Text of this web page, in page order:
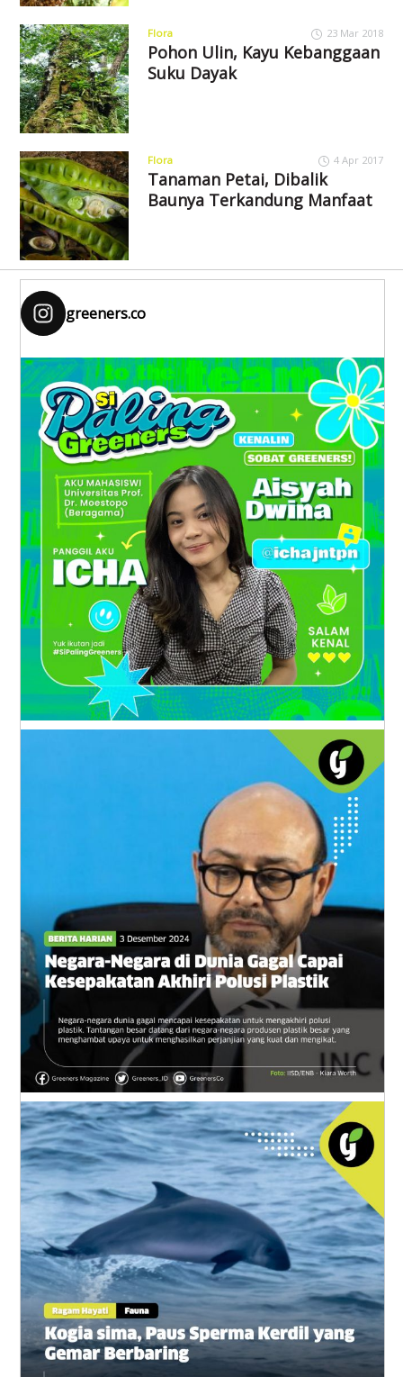
Flora 23 Mar 2018
Pohon Ulin, Kayu Kebanggaan
Suku Dayak
Flora 4 Apr 2017
Tanaman Petai, Dibalik
Baunya Terkandung Manfaat
greeners.co